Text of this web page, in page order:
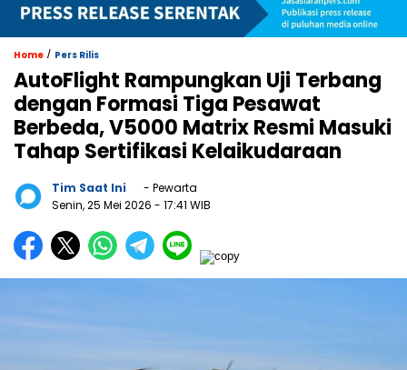
Home / Pers Rilis
AutoFlight Rampungkan Uji Terbang
dengan Formasi Tiga Pesawat
Berbeda, V5000 Matrix Resmi Masuki
Tahap Sertifikasi Kelaikudaraan
Tim Saat Ini
- Pewarta
Senin, 25 Mei 2026 - 17:41 WIB